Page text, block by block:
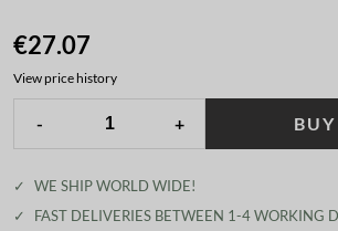
€27.07
View price history
- +
✓
WE SHIP WORLD WIDE!
✓
FAST DELIVERIES BETWEEN 1-4 WORKING